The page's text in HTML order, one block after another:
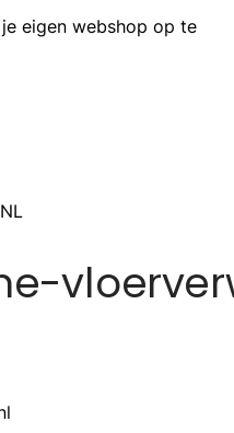
eigen webshop op te
NL